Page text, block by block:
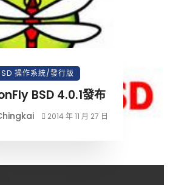
操作系統/發行版
BSD 4.0.1發布
2014 年 11 月 27 日